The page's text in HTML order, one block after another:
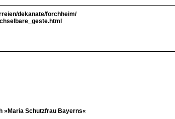
dekanate/forchheim/
»Maria Schutzfrau Bayerns«